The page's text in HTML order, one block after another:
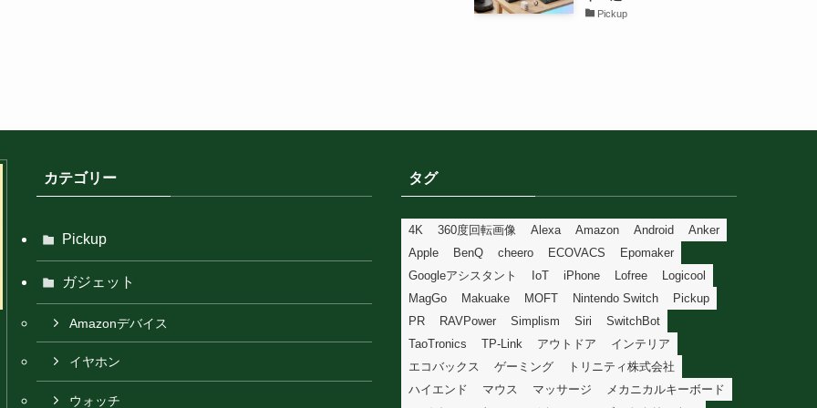
Pickup
カテゴリー
Pickup
ガジェット
Amazonデバイス
イヤホン
ウォッチ
タグ
4K 360度回転画像 Alexa Amazon Android
Anker
Apple
BenQ cheero ECOVACS
Epomaker
Googleアシスタント
IoT iPhone Lofree
Logicool
MagGo
Makuake MOFT Nintendo Switch
Pickup
PR
RAVPower Simplism Siri
SwitchBot
TaoTronics
TP-Link アウトドア
インテリア
エコバックス
ゲーミング
トリニティ株式会社
ハイエンド
マウス マッサージ
メカニカルキーボード